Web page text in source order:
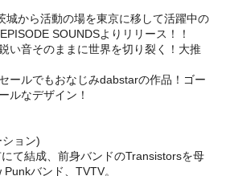
城から活動の場を東京に移して活躍中の
SOUNDSよりリリース！！
い音そのままに世界を切り裂く！大推
ールでもおなじみdabstarの作品！ゴー
ルなデザイン！
ョン)
て結成、前身バンドのTransistorsを母
バンド、TVTV。